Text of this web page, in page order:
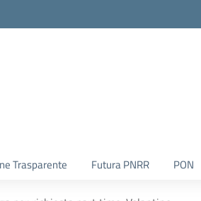
Trasparente Futura PNRR PON